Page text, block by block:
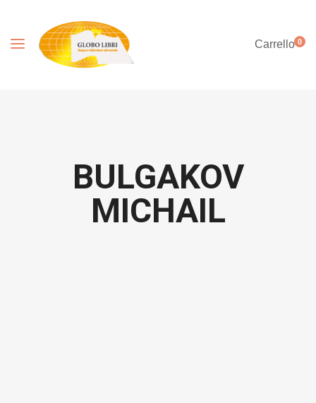
Carrello0
BULGAKOV
MICHAIL